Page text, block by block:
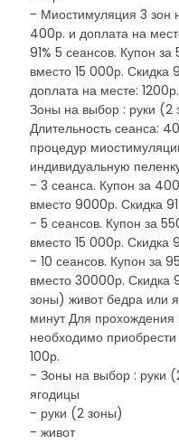
- Миостимуляция 3 зон
400р. и доплата на
91% 5 сеансов. Купон
вместо 15 000р. Скидка
доплата на месте:
Зоны на выбор : руки (2
Длительность сеанса:
процедур
индивидуальную
- 3 сеанса. Купон за
вместо 9000р. Скидка
- 5 сеансов. Купон за
вместо 15 000р. Скидка
- 10 сеансов. Купон за
вместо 30000р. Скидка
зоны) живот бедра или
минут Для
необходимо
100р.
- Зоны на выбор : руки
ягодицы
- руки (2 зоны)
- живот